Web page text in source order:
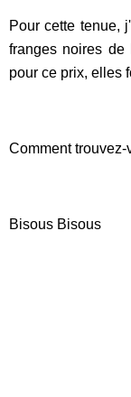
Pour cette tenue,
franges noires de
pour ce prix, elles
Comment
Bisous Bisous